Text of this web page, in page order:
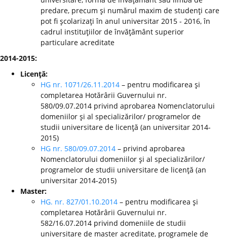
predare, precum şi numărul maxim de studenţi care
pot fi şcolarizaţi în anul universitar 2015 - 2016, în
cadrul instituţiilor de învăţământ superior
particulare acreditate
2014-2015:
Licenţă:
HG nr. 1071/26.11.2014 – pentru modificarea şi
completarea Hotărârii Guvernului nr.
580/09.07.2014 privind aprobarea Nomenclatorului
domeniilor şi al specializărilor/ programelor de
studii universitare de licenţă (an universitar 2014-
2015)
HG nr. 580/09.07.2014 – privind aprobarea
Nomenclatorului domeniilor şi al specializărilor/
programelor de studii universitare de licenţă (an
universitar 2014-2015)
Master:
HG. nr. 827/01.10.2014 – pentru modificarea şi
completarea Hotărârii Guvernului nr.
582/16.07.2014 privind domeniile de studii
universitare de master acreditate, programele de